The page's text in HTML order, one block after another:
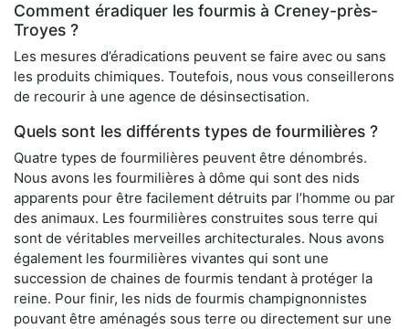
Comment éradiquer les fourmis à Creney-près-
Troyes ?
Les mesures d’éradications peuvent se faire avec ou sans
les produits chimiques. Toutefois, nous vous conseillerons
de recourir à une agence de désinsectisation.
Quels sont les différents types de fourmilières ?
Quatre types de fourmilières peuvent être dénombrés.
Nous avons les fourmilières à dôme qui sont des nids
apparents pour être facilement détruits par l’homme ou par
des animaux. Les fourmilières construites sous terre qui
sont de véritables merveilles architecturales. Nous avons
également les fourmilières vivantes qui sont une
succession de chaines de fourmis tendant à protéger la
reine. Pour finir, les nids de fourmis champignonnistes
pouvant être aménagés sous terre ou directement sur une